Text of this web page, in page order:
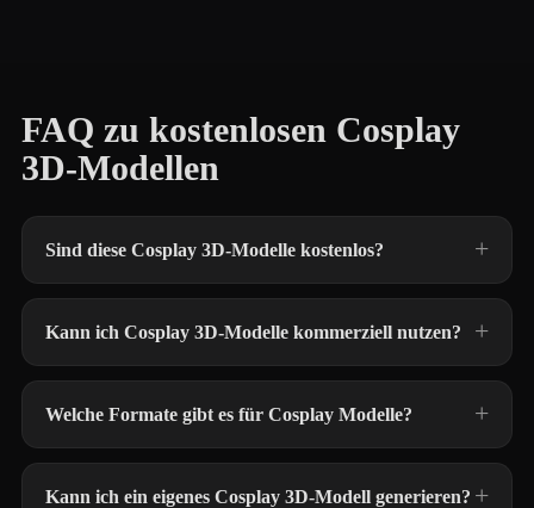
FAQ zu kostenlosen Cosplay
3D-Modellen
Sind diese Cosplay 3D-Modelle kostenlos?
Kann ich Cosplay 3D-Modelle kommerziell nutzen?
Welche Formate gibt es für Cosplay Modelle?
Kann ich ein eigenes Cosplay 3D-Modell generieren?